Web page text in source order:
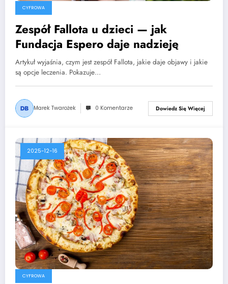
CYFROWA
Zespół Fallota u dzieci — jak
Fundacja Espero daje nadzieję
Artykuł wyjaśnia, czym jest zespół Fallota, jakie daje objawy i jakie
są opcje leczenia. Pokazuje…
Marek Twarożek 0 Komentarze Dowiedz Się Więcej
2025-12-16
CYFROWA